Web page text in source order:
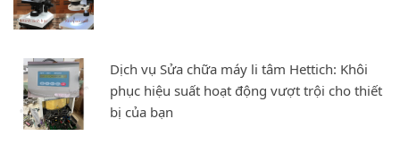
Dịch vụ Sửa chữa máy li tâm Hettich: Khôi
phục hiệu suất hoạt động vượt trội cho thiết
bị của bạn